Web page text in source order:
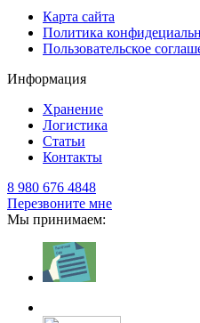
Карта сайта
Политика
Пользовательское
Информация
Хранение
Логистика
Статьи
Контакты
8 980 676 4848
Перезвоните мне
Мы принимаем: